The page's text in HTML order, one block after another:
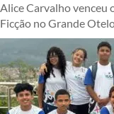
Alice Carvalho venceu
Ficção no Grande